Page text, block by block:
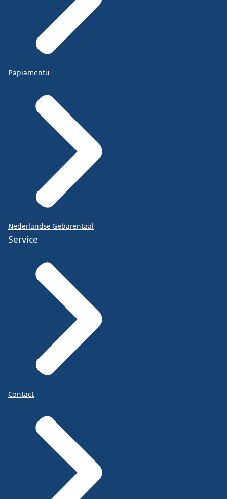
Papiamentu
Nederlandse Gebarentaal
Service
Contact